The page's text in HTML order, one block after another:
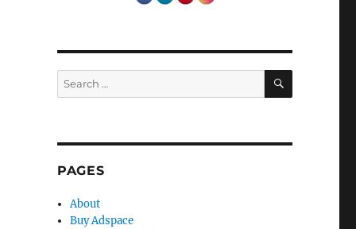
Search
for:
SEARCH
PAGES
About
Buy Adspace